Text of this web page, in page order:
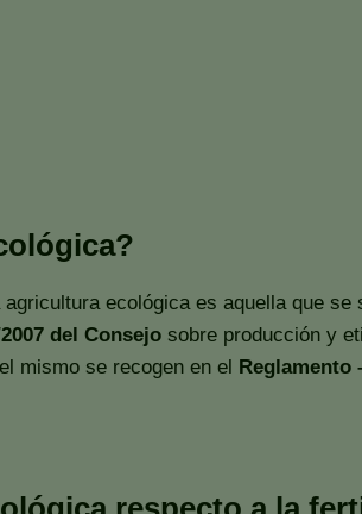
ecológica es aquella que
del Consejo sobre producción y
mismo se recogen en el
Reglamento